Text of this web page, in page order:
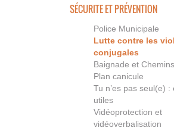
SÉCURITE ET PRÉVENTION
Police Municipale
Lutte contre les
conjugales
Baignade et
Plan canicule
Tu n’es pas seul(e) :
utiles
Vidéoprotection et
vidéoverbalisation